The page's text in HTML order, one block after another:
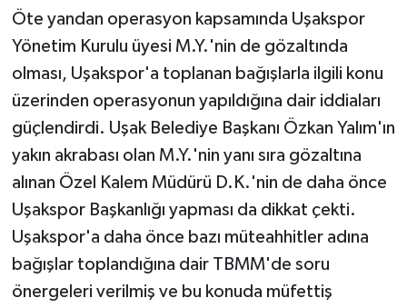
Öte yandan operasyon kapsamında Uşakspor
Yönetim Kurulu üyesi M.Y.'nin de gözaltında
olması, Uşakspor'a toplanan bağışlarla ilgili konu
üzerinden operasyonun yapıldığına dair iddiaları
güçlendirdi. Uşak Belediye Başkanı Özkan Yalım'ın
yakın akrabası olan M.Y.'nin yanı sıra gözaltına
alınan Özel Kalem Müdürü D.K.'nin de daha önce
Uşakspor Başkanlığı yapması da dikkat çekti.
Uşakspor'a daha önce bazı müteahhitler adına
bağışlar toplandığına dair TBMM'de soru
önergeleri verilmiş ve bu konuda müfettiş